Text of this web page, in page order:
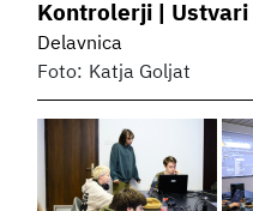
Kontrolerji |
Delavnica
Foto: Katja Goljat